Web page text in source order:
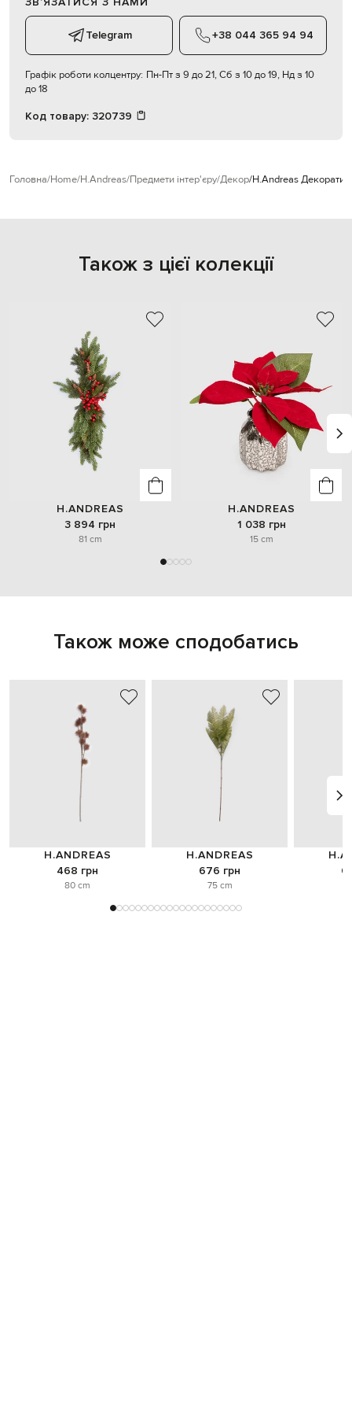
Telegram +38 044 365 94 94
Графік роботи колцентру: Пн-Пт з 9 до 21, Сб з 10 до 19, Нд з 10
до 18
Код товару: 320739
Головна Home H.Andreas Предмети інтер'єру Декор H.Andreas
Також з цієї колекції
H.ANDREAS
3 894 грн
81 cm
H.ANDREAS
1 038 грн
15 cm
Також може сподобатись
H.ANDREAS
468 грн
80 cm
H.ANDREAS
676 грн
75 cm